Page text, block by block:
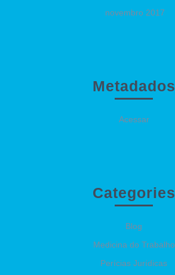
novembro 2017
Metadados
Acessar
Categories
Blog
Medicina do Trabalho
Perícias Jurídicas